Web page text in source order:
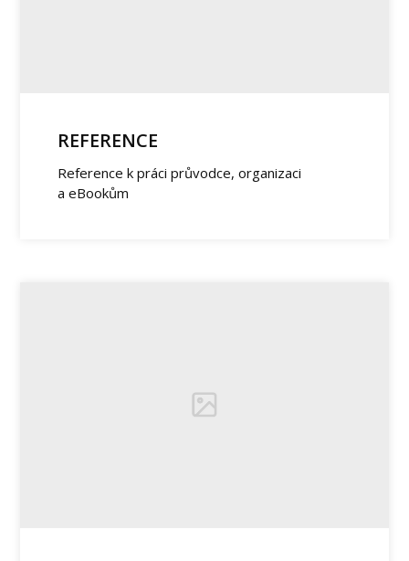
REFERENCE
Reference k práci průvodce, organizaci
a eBookům